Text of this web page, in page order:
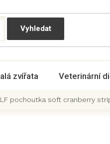
zvířata Veterinární
pochoutka soft cranberry